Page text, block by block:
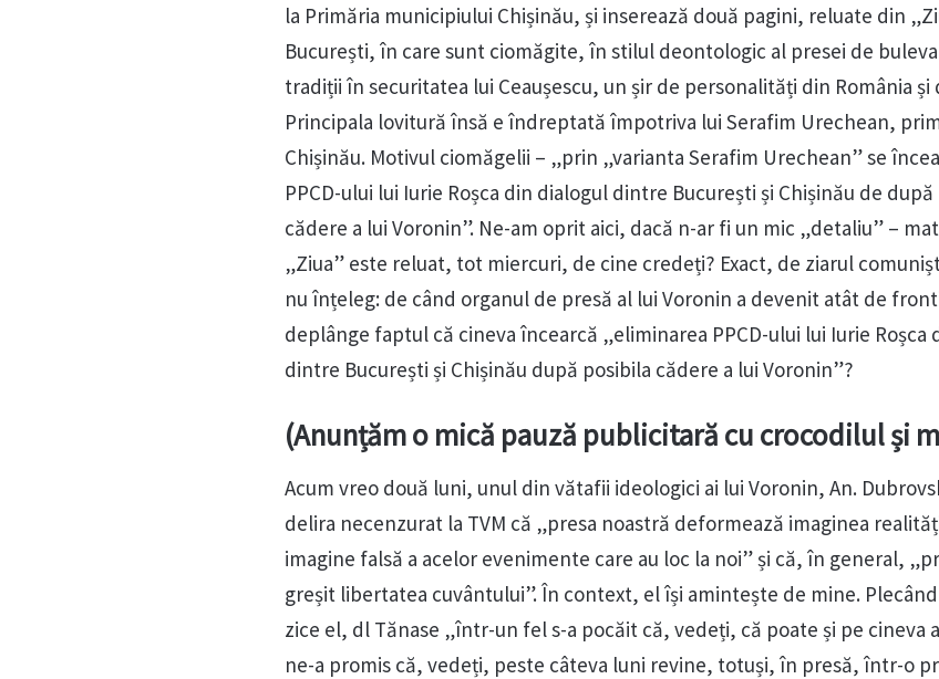
la Primăria municipiului Chișinău, și inserează două pagini, reluate din
București, în care sunt ciomăgite, în stilul deontologic al presei de
tradiții în securitatea lui Ceaușescu, un șir de personalități din România și
Principala lovitură însă e îndreptată împotriva lui Serafim Urechean,
Chișinău. Motivul ciomăgelii – „prin „varianta Serafim Urechean” se
PPCD-ului lui Iurie Roșca din dialogul dintre București și Chișinău de
cădere a lui Voronin”. Ne-am oprit aici, dacă n-ar fi un mic „detaliu” –
„Ziua” este reluat, tot miercuri, de cine credeți? Exact, de ziarul
nu înțeleg: de când organul de presă al lui Voronin a devenit atât de
deplânge faptul că cineva încearcă „eliminarea PPCD-ului lui Iurie Roșca
dintre București și Chișinău după posibila cădere a lui Voronin”?
(Anunțăm o mică pauză publicitară cu crocodilul și
Acum vreo două luni, unul din vătafii ideologici ai lui Voronin, An.
delira necenzurat la TVM că „presa noastră deformează imaginea
imagine falsă a acelor evenimente care au loc la noi” și că, în general,
greșit libertatea cuvântului”. În context, el își amintește de mine. Plecând
zice el, dl Tănase „într-un fel s-a pocăit că, vedeți, că poate și pe cineva
ne-a promis că, vedeți, peste câteva luni revine, totuși, în presă, într-o